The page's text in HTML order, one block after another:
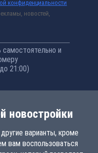
конфиденциальности
новостей,
и
21:00)
новостройки
варианты, кроме
вам воспользоваться